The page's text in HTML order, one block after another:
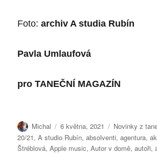
Foto:archiv A studia Rubín
Pavla Umlaufová
proTANEČNÍ MAGAZÍN
Autor:
Michal Publikováno:
6 května, 2021 Rubriky:
Novinky z
20/21,A studio Rubín,absolventi,agentura,
Štréblová,Apple music,Autor v domě,autoři,